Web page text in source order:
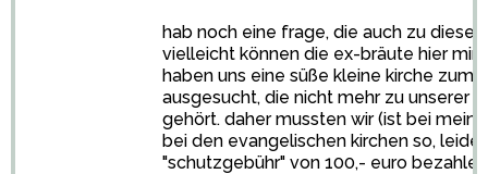
hab noch eine frage, die auch zu
vielleicht können die ex-bräute hier mir
haben uns eine süße kleine kirche zum
ausgesucht, die nicht mehr zu unserer
gehört. daher mussten wir (ist bei
bei den evangelischen kirchen so,
"schutzgebühr" von 100,- euro